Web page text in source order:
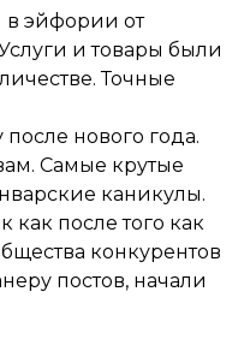
в эйфории от
и товары были
Точные
нового года.
Самые крутые
каникулы.
как после того как
конкурентов
постов, начали